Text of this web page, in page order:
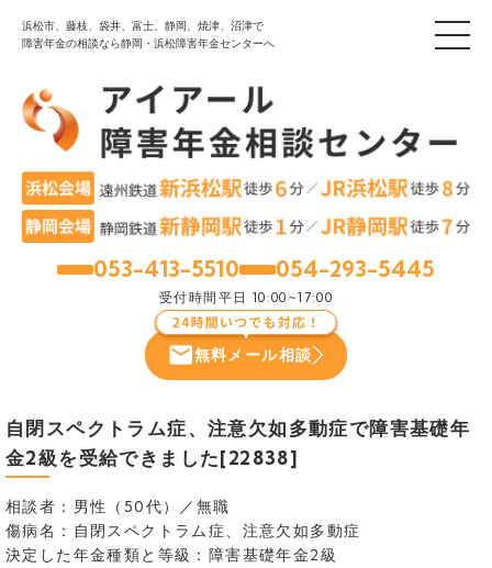
浜松市、藤枝、袋井、富士、静岡、焼津、沼津で
障害年金の相談なら静岡・浜松障害年金センターへ
053-413-5510 054-293-5445
受付時間 平日 10:00~17:00
無料メール相談
自閉スペクトラム症、注意欠如多動症で障害基礎年
金2級を受給できました[22838]
相談者：男性（50代）／無職
傷病名：自閉スペクトラム症、注意欠如多動症
決定した年金種類と等級：障害基礎年金2級